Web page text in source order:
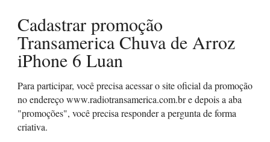
Cadastrar promoção
Transamerica Chuva de Arroz
iPhone 6 Luan
Para participar, você precisa acessar o site oficial da promoção
no endereço www.radiotransamerica.com.br e depois a aba
"promoções", você precisa responder a pergunta de forma
criativa.